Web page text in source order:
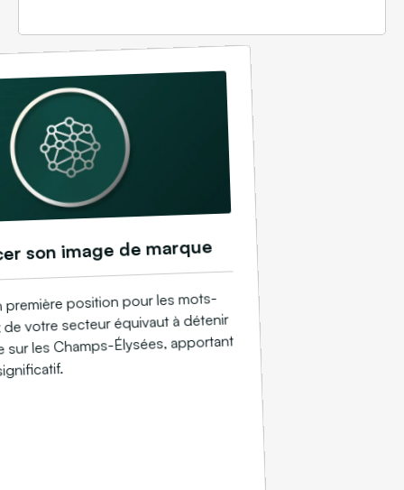
son image de marque
première position pour les mots-
votre secteur équivaut à détenir
les Champs-Élysées, apportant